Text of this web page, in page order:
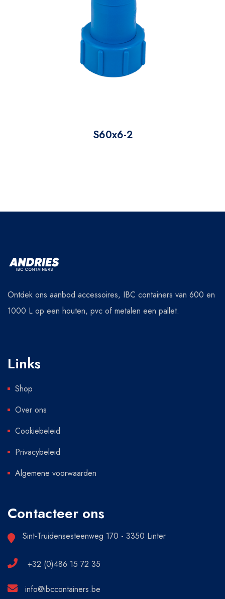
S60x6-2
Ontdek ons aanbod accessoires, IBC containers van 600 en
1000 L op een houten, pvc of metalen een pallet.
Links
Shop
Over ons
Cookiebeleid
Privacybeleid
Algemene voorwaarden
Contacteer ons
Sint-Truidensesteenweg 170 - 3350 Linter
+32 (0)486 15 72 35
info@ibccontainers.be